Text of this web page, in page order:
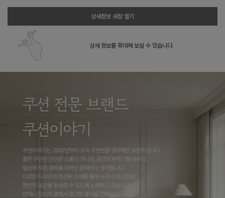
상세정보 새창 열기
상세 정보를 확대해 보실 수 있습니다.